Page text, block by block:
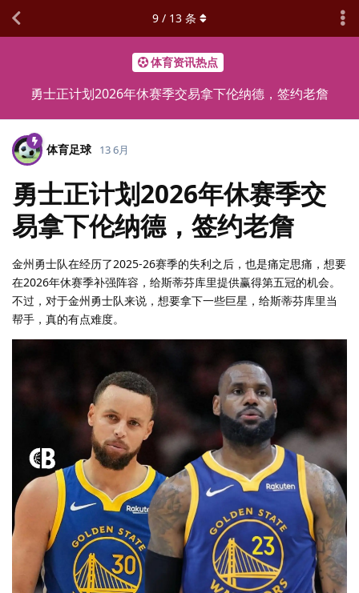
体育资讯热点
勇士正计划2026年休赛季交易拿下伦纳德，签约老詹
9 / 13 条
体育足球 13 6月
勇士正计划2026年休赛季交
易拿下伦纳德，签约老詹
金州勇士队在经历了2025-26赛季的失利之后，也是痛定思痛，想要
在2026年休赛季补强阵容，给斯蒂芬库里提供赢得第五冠的机会。
不过，对于金州勇士队来说，想要拿下一些巨星，给斯蒂芬库里当
帮手，真的有点难度。